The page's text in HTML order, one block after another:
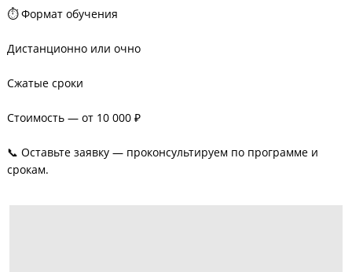
⏱ Формат обучения
Дистанционно или очно
Сжатые сроки
Стоимость — от 10 000 ₽
📞 Оставьте заявку — проконсультируем по программе и
срокам.